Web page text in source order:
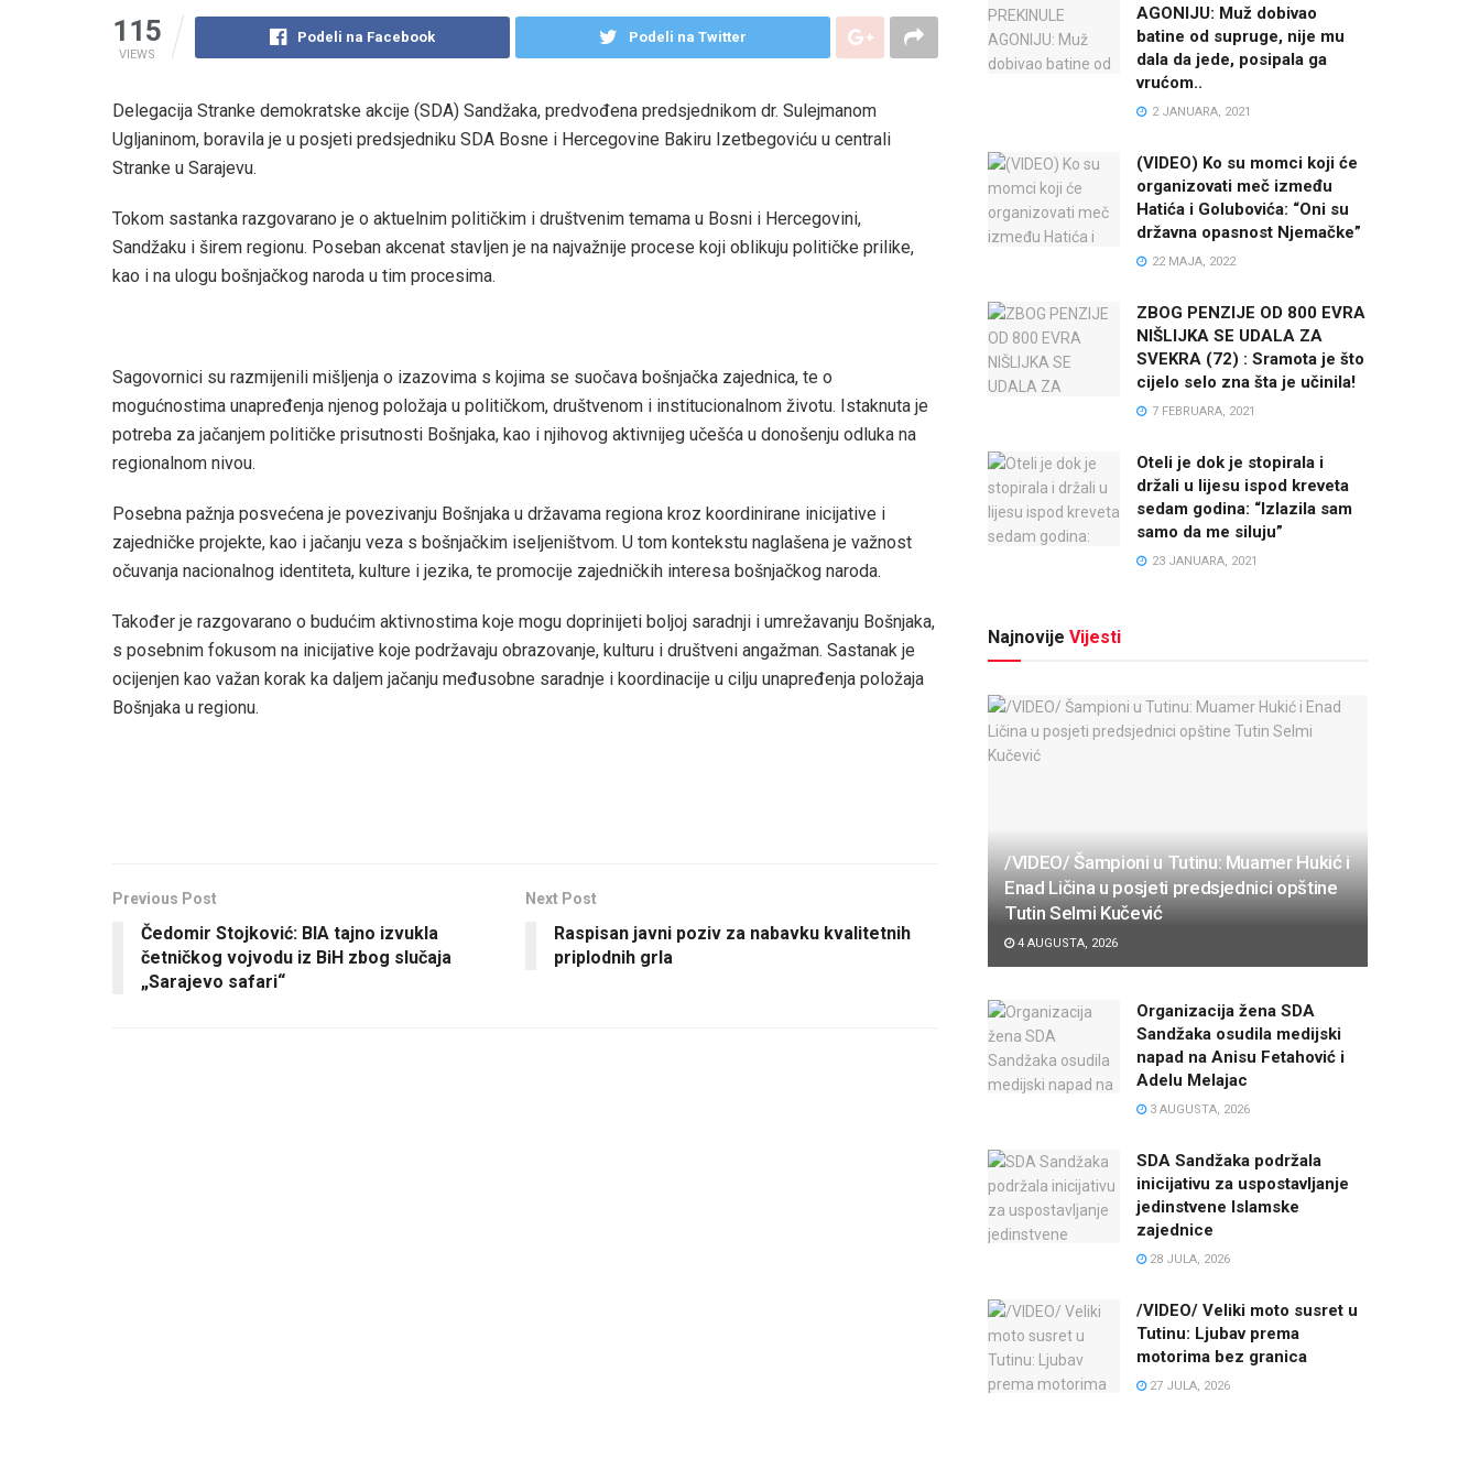
115
VIEWS
Podeli na Facebook Podeli na Twitter
Delegacija Stranke demokratske akcije (SDA) Sandžaka, predvođena predsjednikom dr. Sulejmanom
Ugljaninom, boravila je u posjeti predsjedniku SDA Bosne i Hercegovine Bakiru Izetbegoviću u centrali
Stranke u Sarajevu.
Tokom sastanka razgovarano je o aktuelnim političkim i društvenim temama u Bosni i Hercegovini,
Sandžaku i širem regionu. Poseban akcenat stavljen je na najvažnije procese koji oblikuju političke prilike,
kao i na ulogu bošnjačkog naroda u tim procesima.
Sagovornici su razmijenili mišljenja o izazovima s kojima se suočava bošnjačka zajednica, te o
mogućnostima unapređenja njenog položaja u političkom, društvenom i institucionalnom životu. Istaknuta je
potreba za jačanjem političke prisutnosti Bošnjaka, kao i njihovog aktivnijeg učešća u donošenju odluka na
regionalnom nivou.
Posebna pažnja posvećena je povezivanju Bošnjaka u državama regiona kroz koordinirane inicijative i
zajedničke projekte, kao i jačanju veza s bošnjačkim iseljeništvom. U tom kontekstu naglašena je važnost
očuvanja nacionalnog identiteta, kulture i jezika, te promocije zajedničkih interesa bošnjačkog naroda.
Također je razgovarano o budućim aktivnostima koje mogu doprinijeti boljoj saradnji i umrežavanju Bošnjaka,
s posebnim fokusom na inicijative koje podržavaju obrazovanje, kulturu i društveni angažman. Sastanak je
ocijenjen kao važan korak ka daljem jačanju međusobne saradnje i koordinacije u cilju unapređenja položaja
Bošnjaka u regionu.
Previous Post
Čedomir Stojković: BIA tajno izvukla
četničkog vojvodu iz BiH zbog slučaja
„Sarajevo safari“
Next Post
Raspisan javni poziv za nabavku kvalitetnih
priplodnih grla
AGONIJU: Muž dobivao
batine od supruge, nije mu
dala da jede, posipala ga
vrućom..
2 JANUARA, 2021
(VIDEO) Ko su momci koji će
organizovati meč između
Hatića i Golubovića: “Oni su
državna opasnost Njemačke”
22 MAJA, 2022
ZBOG PENZIJE OD 800 EVRA
NIŠLIJKA SE UDALA ZA
SVEKRA (72) : Sramota je što
cijelo selo zna šta je učinila!
7 FEBRUARA, 2021
Oteli je dok je stopirala i
držali u lijesu ispod kreveta
sedam godina: “Izlazila sam
samo da me siluju”
23 JANUARA, 2021
Najnovije Vijesti
/VIDEO/ Šampioni u Tutinu: Muamer Hukić i
Enad Ličina u posjeti predsjednici opštine
Tutin Selmi Kučević
4 AUGUSTA, 2026
Organizacija žena SDA
Sandžaka osudila medijski
napad na Anisu Fetahović i
Adelu Melajac
3 AUGUSTA, 2026
SDA Sandžaka podržala
inicijativu za uspostavljanje
jedinstvene Islamske
zajednice
28 JULA, 2026
/VIDEO/ Veliki moto susret u
Tutinu: Ljubav prema
motorima bez granica
27 JULA, 2026